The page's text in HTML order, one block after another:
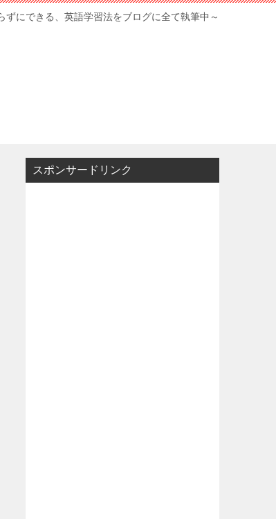
ずにできる、英語学習法をブログに全て執筆中～
スポンサードリンク